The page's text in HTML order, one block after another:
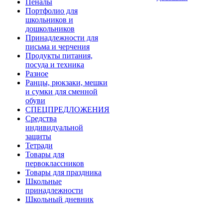
Портфолио для
школьников и
дошкольников
Принадлежности для
письма и черчения
Продукты питания,
посуда и техника
Разное
Ранцы, рюкзаки, мешки
и сумки для сменной
обуви
СПЕЦПРЕДЛОЖЕНИЯ
Средства
индивидуальной
защиты
Тетради
Товары для
первоклассников
Товары для праздника
Школьные
принадлежности
Школьный дневник